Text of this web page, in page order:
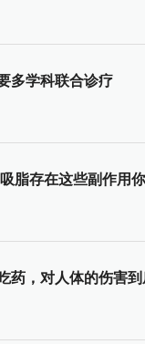
多学科联合诊疗
脂存在这些副作用
药，对人体的伤害